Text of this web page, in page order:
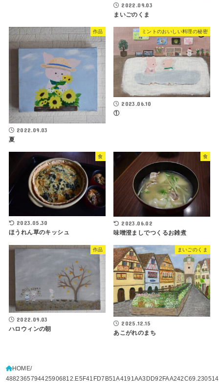
2022.09.03
まいごのくま
作品
2022.09.03
夏
ミントのおいしい料理の秘密
2023.06.10
①
食
2023.05.30
ほうれん草のキッシュ
食
2023.06.02
味噌澄ましでつくるお雑煮
作品
2022.09.03
ハロウィンの朝
まいごのくま
2025.12.15
あこがれのまち
HOME